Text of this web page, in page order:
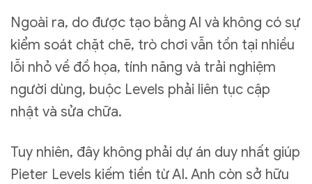
Ngoài ra, do được tạo bằng AI và không có sự
kiểm soát chặt chẽ, trò chơi vẫn tồn tại nhiều
lỗi nhỏ về đồ họa, tính năng và trải nghiệm
người dùng, buộc Levels phải liên tục cập
nhật và sửa chữa.
Tuy nhiên, đây không phải dự án duy nhất giúp
Pieter Levels kiếm tiền từ AI. Anh còn sở hữu